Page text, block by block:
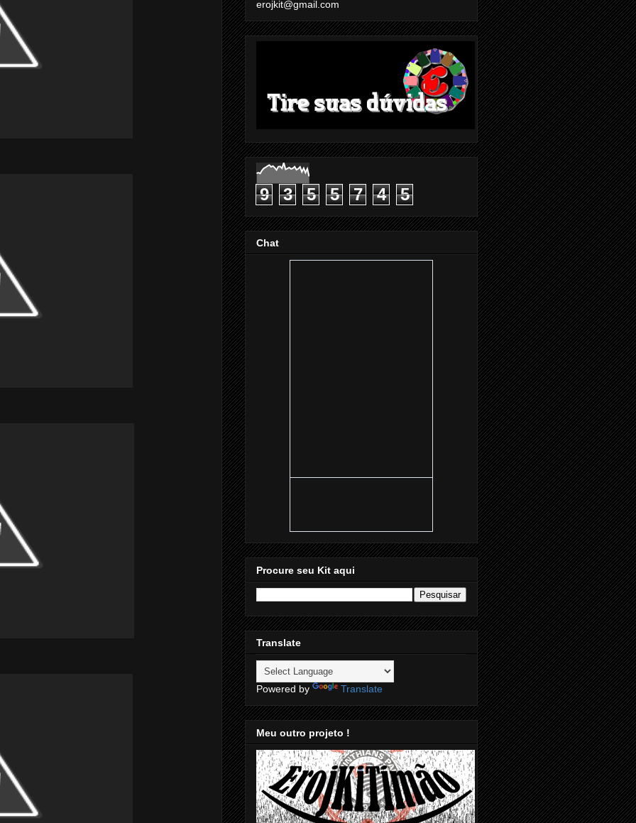
erojkit@gmail.com
9 3 5 5 7 4 5
Chat
Procure seu Kit aqui
Translate
Powered by Translate
Meu outro projeto !